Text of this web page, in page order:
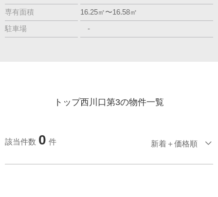
専有面積 16.25㎡〜16.58㎡
駐車場 -
トップ西川口第3の物件一覧
該当件数 0 件 新着＋価格順